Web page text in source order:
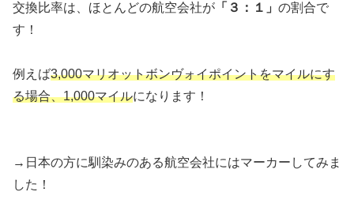
交換比率は、ほとんどの航空会社が 「３：１」 の割合で
す！
例えば3,000マリオットボンヴォイポイントをマイルにす
る場合、1,000マイルになります！
→日本の方に馴染みのある航空会社にはマーカーしてみま
した！